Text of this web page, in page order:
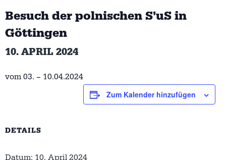
Besuch der polnischen S’uS in
Göttingen
10. APRIL 2024
vom 03. – 10.04.2024
Zum Kalender hinzufügen
DETAILS
Datum: 10. April 2024